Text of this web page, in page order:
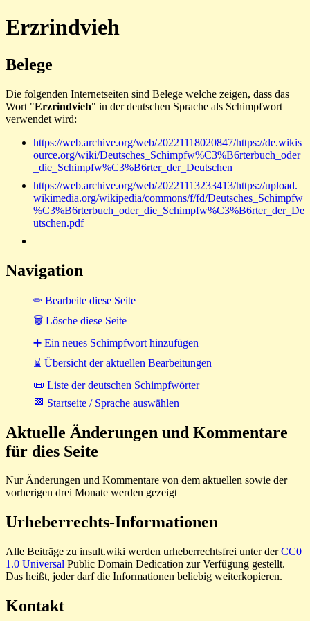
Erzrindvieh
Belege
Die folgenden Internetseiten sind Belege welche zeigen, dass das
Wort "Erzrindvieh" in der deutschen Sprache als Schimpfwort
verwendet wird:
https://web.archive.org/web/20221118020847/https://de.wikis
ource.org/wiki/Deutsches_Schimpfw%C3%B6rterbuch_oder
_die_Schimpfw%C3%B6rter_der_Deutschen
https://web.archive.org/web/20221113233413/https://upload.
wikimedia.org/wikipedia/commons/f/fd/Deutsches_Schimpfw
%C3%B6rterbuch_oder_die_Schimpfw%C3%B6rter_der_De
utschen.pdf
Navigation
✏ Bearbeite diese Seite
🗑 Lösche diese Seite
➕ Ein neues Schimpfwort hinzufügen
⌛ Übersicht der aktuellen Bearbeitungen
📜 Liste der deutschen Schimpfwörter
🏁 Startseite / Sprache auswählen
Aktuelle Änderungen und Kommentare
für dies Seite
Nur Änderungen und Kommentare von dem aktuellen sowie der
vorherigen drei Monate werden gezeigt
Urheberrechts-Informationen
Alle Beiträge zu insult.wiki werden urheberrechtsfrei unter derCC0
1.0 Universal Public Domain Dedication zur Verfügung gestellt.
Das heißt, jeder darf die Informationen beliebig weiterkopieren.
Kontakt